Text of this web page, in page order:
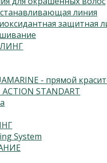
линия
защитная
- прямой
STANDART
System